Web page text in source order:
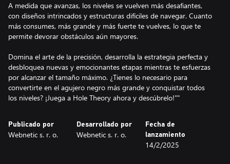
A medida que avanzas, los niveles se vuelven más desafiantes,
con diseños intrincados y estructuras difíciles de navegar. Cuanto
más consumes, más grande y más fuerte te vuelves, lo que te
permite devorar obstáculos aún mayores.
Domina el arte de la precisión, desarrolla la estrategia perfecta y
desbloquea nuevas y emocionantes etapas mientras te esfuerzas
por alcanzar el tamaño máximo. ¿Tienes lo necesario para
convertirte en el agujero negro más grande y conquistar todos
Publicado por
Webnetic s. r. o.
Desarrollado por
Webnetic s. r. o.
Fecha de
lanzamiento
14/2/2025